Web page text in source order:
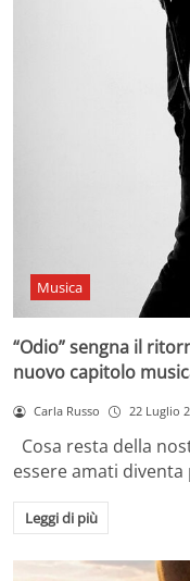
Musica
“Odio” sengna il
nuovo capitolo
Carla Russo 22 Luglio
Cosa resta della
essere amati
Leggi di più